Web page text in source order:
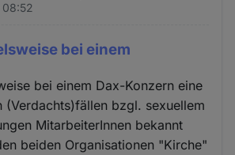
08:52
bei einem
bei einem Dax-Konzern eine
(Verdachts)fällen bzgl. sexuellem
MitarbeiterInnen bekannt
beiden Organisationen "Kirche"